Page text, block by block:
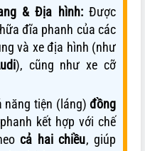
& Địa hình:Được
đĩa phanh của các
và xe địa hình (như
), cũng như xe cỡ
năng tiện (láng)đồng
kết hợp với chế
cả hai chiều, giúp